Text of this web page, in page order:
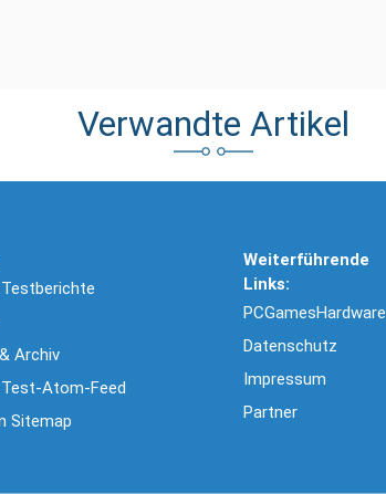
Verwandte Artikel
Archiv
Atom-Feed
Sitemap
Weiterführende
Links:
PCGamesHardware
Datenschutz
Impressum
Partner